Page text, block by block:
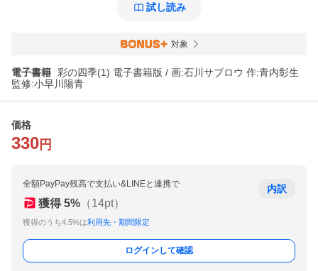
試し読み
対象
電子書籍 彩の四季(1) 電子書籍版 / 画:石川サブロウ 作:青内彰生
監修:小早川陽青
価格
330 円
全額PayPay残高で支払い&LINEと連携で
獲得 5% （14pt）
獲得のうち4.5%は利用先・期間限定
内訳
ログインして確認